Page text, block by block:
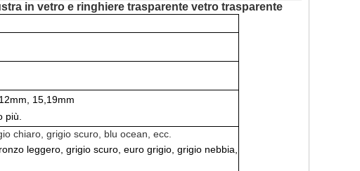
in vetro e ringhiere trasparente vetro trasparente
15,19mm
più.
chiaro, grigio scuro, blu ocean, ecc.
leggero, grigio scuro, euro grigio, grigio nebbia,